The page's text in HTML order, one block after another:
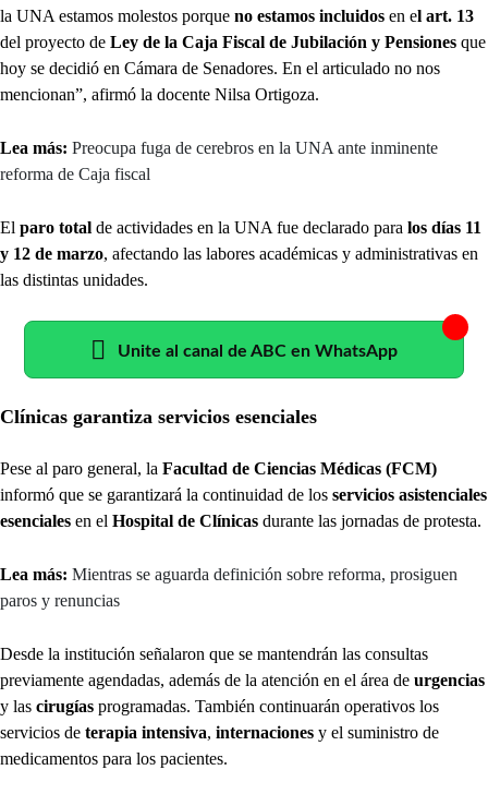
la UNA estamos molestos porque no estamos incluidos en el art. 13
del proyecto de Ley de la Caja Fiscal de Jubilación y Pensiones que
hoy se decidió en Cámara de Senadores. En el articulado no nos
mencionan”, afirmó la docente Nilsa Ortigoza.
Lea más: Preocupa fuga de cerebros en la UNA ante inminente
reforma de Caja fiscal
El paro total de actividades en la UNA fue declarado para los días 11
y 12 de marzo, afectando las labores académicas y administrativas en
las distintas unidades.
Unite al canal de ABC en WhatsApp
Clínicas garantiza servicios esenciales
Pese al paro general, la Facultad de Ciencias Médicas (FCM)
informó que se garantizará la continuidad de los servicios asistenciales
esenciales en el Hospital de Clínicas durante las jornadas de protesta.
Lea más: Mientras se aguarda definición sobre reforma, prosiguen
paros y renuncias
Desde la institución señalaron que se mantendrán las consultas
previamente agendadas, además de la atención en el área de urgencias
y las cirugías programadas. También continuarán operativos los
servicios de terapia intensiva, internaciones y el suministro de
medicamentos para los pacientes.